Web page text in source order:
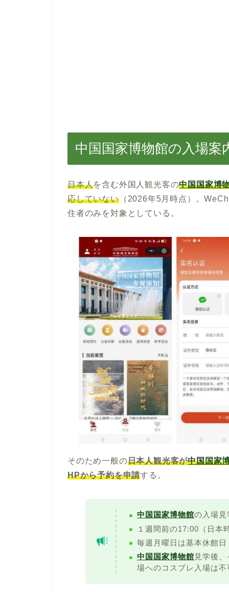
中国国家博物館の入場案
日本人を含む外国人観光客の中国国家博
応していない（2026年5月時点）。
住者のみを対象としている。
そのため一般の日本人観光客が中国国家
HPから予約を申請する。
中国国家博物館の入場見
１週間前の17:00（日本
毎週月曜日は基本休館
中国国家博物館 見学後
場へのコスプレ入場は不